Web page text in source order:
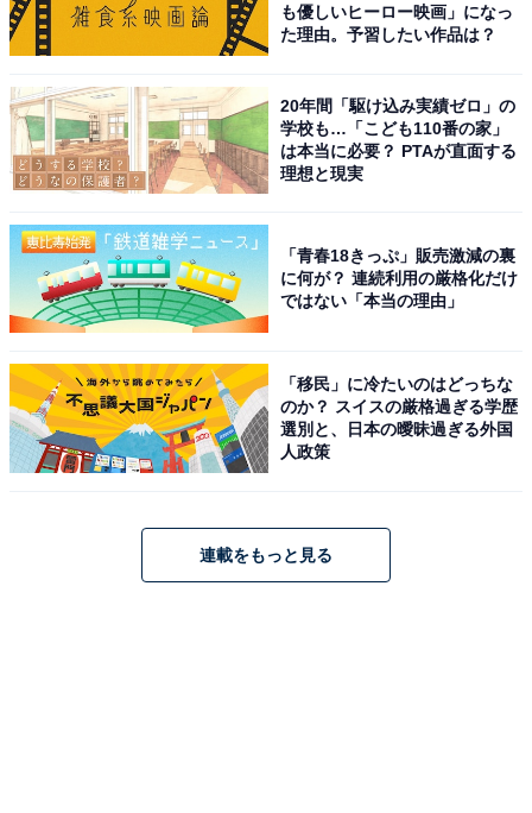
こちらもおすすめ
「かわいい」と思う北海道・東北地方の図柄入
りナンバープレートランキング！ 2位「山形
（さくらんぼの里 山形）」、1位は？
1
も優しいヒーロー映画」になっ
た理由。予習したい作品は？
20年間「駆け込み実績ゼロ」の
学校も…「こども110番の家」
は本当に必要？ PTAが直面する
理想と現実
「青春18きっぷ」販売激減の裏
に何が？ 連続利用の厳格化だけ
ではない「本当の理由」
「移民」に冷たいのはどっちな
のか？ スイスの厳格過ぎる学歴
選別と、日本の曖昧過ぎる外国
人政策
連載をもっと見る